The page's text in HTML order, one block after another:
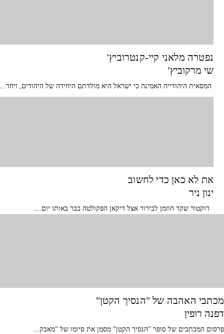
נפטרה מלאני קיי-קנטרוביץ'
שי מרקוביץ'
המסאית היהודייה האמינה כי ישראל היא מולדתם היחידה של היהודים, ויחד...
את לא כאן כדי לחשוב
ינון ניר
דוקטור שקד הוזמן לבירור אצל דיקאן הפקולטה כבר באותו יום....
מכתבי האהבה של "הנסיך הקטן"
דפנה רופין
פרסום המכתבים של סופר "הנסיך הקטן" מסמן את סיומו של "מאבק...